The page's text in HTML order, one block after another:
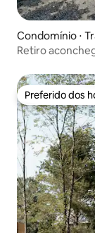
Condomínio ⋅
Retiro
Preferido dos
Preferido dos